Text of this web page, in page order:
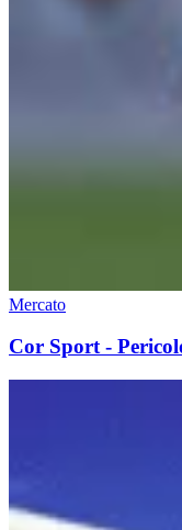
Mercato
Cor Sport -